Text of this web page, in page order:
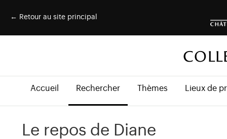
← Retour au site principal
Accueil Rechercher Thèmes Lieux de
Le repos de Diane